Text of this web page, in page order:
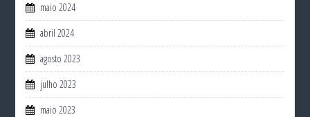
maio 2024
abril 2024
agosto 2023
julho 2023
maio 2023